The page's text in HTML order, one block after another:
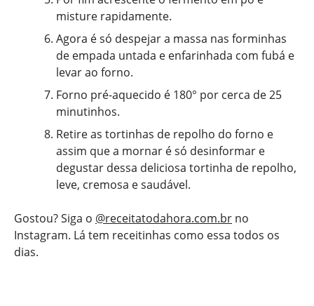
misture rapidamente.
Agora é só despejar a massa nas forminhas
de empada untada e enfarinhada com fubá e
levar ao forno.
Forno pré-aquecido é 180° por cerca de 25
minutinhos.
Retire as tortinhas de repolho do forno e
assim que a mornar é só desinformar e
degustar dessa deliciosa tortinha de repolho,
leve, cremosa e saudável.
Gostou? Siga o @receitatodahora.com.br no
Instagram. Lá tem receitinhas como essa todos os
dias.